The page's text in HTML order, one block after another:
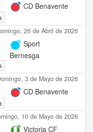
CD Benavente
26 de Abril de 2026
Sport
Bernesga
3 de Mayo de 2026
CD Benavente
10 de Mayo de 2026
Victoria CF